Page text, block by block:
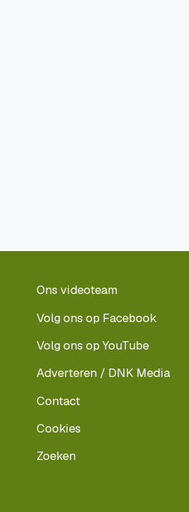
Ons videoteam
Volg ons op Facebook
Volg ons op YouTube
Adverteren / DNK Media
Contact
Cookies
Zoeken